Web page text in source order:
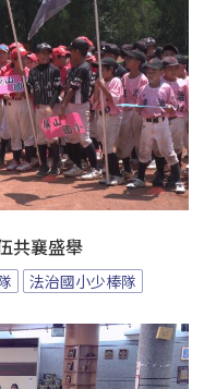
共襄盛舉
法治國小少棒隊